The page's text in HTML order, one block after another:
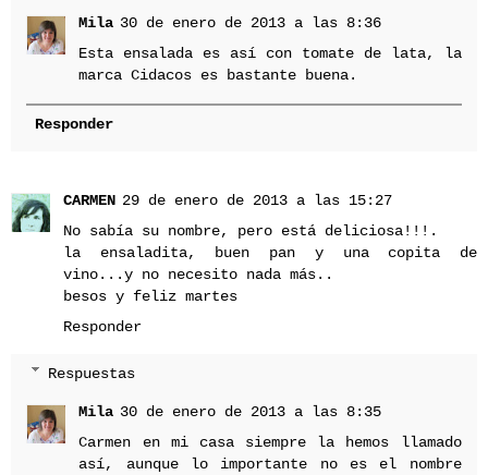
Mila 30 de enero de 2013 a las 8:36
Esta ensalada es así con tomate de lata, la
marca Cidacos es bastante buena.
Responder
CARMEN 29 de enero de 2013 a las 15:27
No sabía su nombre, pero está deliciosa!!!.
la ensaladita, buen pan y una copita de
vino...y no necesito nada más..
besos y feliz martes
Responder
Respuestas
Mila 30 de enero de 2013 a las 8:35
Carmen en mi casa siempre la hemos llamado
así, aunque lo importante no es el nombre